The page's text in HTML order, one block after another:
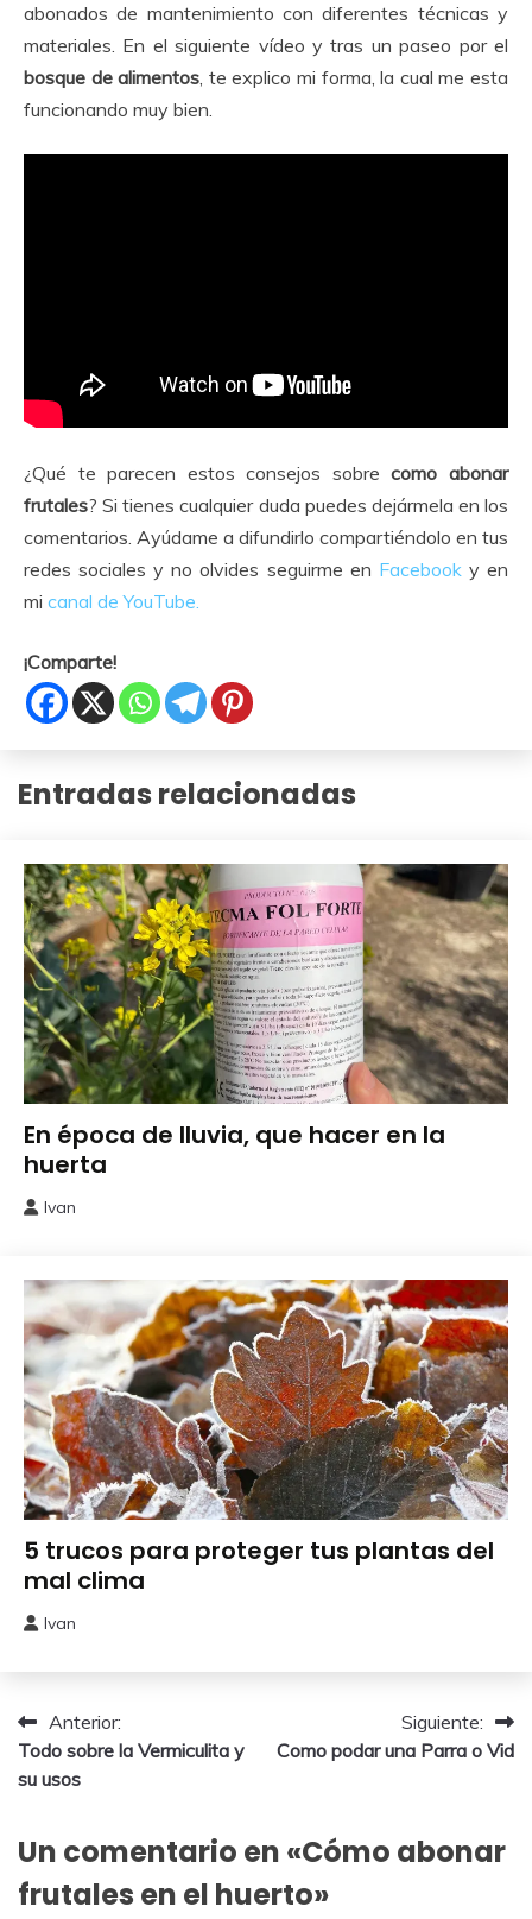
abonados de mantenimiento con diferentes técnicas y
materiales. En el siguiente vídeo y tras un paseo por el
bosque de alimentos, te explico mi forma, la cual me esta
funcionando muy bien.
¿Qué te parecen estos consejos sobrecomo abonar
frutales? Si tienes cualquier duda puedes dejármela en los
comentarios. Ayúdame a difundirlo compartiéndolo en tus
redes sociales y no olvides seguirme en Facebooky en
mi canal de YouTube.
¡Comparte!
Entradas relacionadas
Cuidados
del
Huerto
En época de lluvia, que hacer en la
huerta
2026
Ivan
Cuidados
del
Huerto
5 trucos para proteger tus plantas del
mal clima
enero,
Ivan
Navegación
de
Anterior:
Todo sobre la Vermiculita y
su usos
Siguiente:
Como podar una Parra o Vid
Un comentario en «Cómo abonar
frutales en el huerto»